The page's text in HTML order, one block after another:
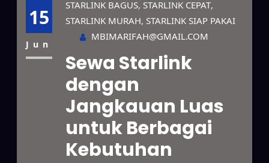
15
Jun
STARLINK BAGUS, STARLINK CEPAT
STARLINK MURAH, STARLINK SIAP PAKAI
MBIMARIFAH@GMAIL.COM
Sewa Starlink
dengan
Jangkauan Luas
untuk Berbagai
Kebutuhan